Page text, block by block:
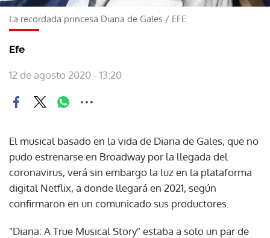
La recordada princesa Diana de Gales / EFE
Efe
12 de agosto 2020 - 13:20
El musical basado en la vida de Diana de Gales, que no
pudo estrenarse en Broadway por la llegada del
coronavirus, verá sin embargo la luz en la plataforma
digital Netflix, a donde llegará en 2021, según
confirmaron en un comunicado sus productores.
"Diana: A True Musical Story" estaba a solo un par de